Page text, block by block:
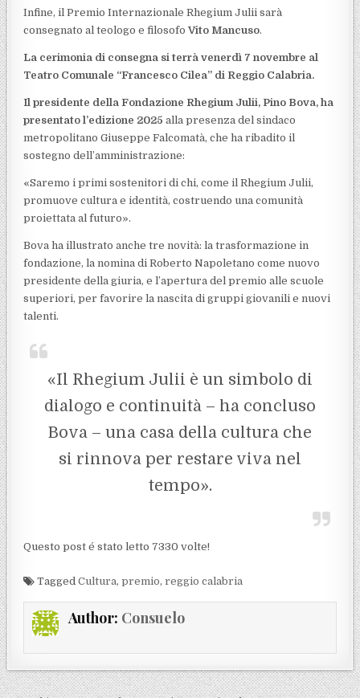
Infine, il Premio Internazionale Rhegium Julii sarà
consegnato al teologo e filosofoVito Mancuso.
La cerimonia di consegna si terrà venerdì 7 novembre al
Teatro Comunale “Francesco Cilea” di Reggio Calabria.
Il presidente della Fondazione Rhegium Julii, Pino Bova, ha
presentato l’edizione 2025 alla presenza del sindaco
metropolitano Giuseppe Falcomatà, che ha ribadito il
sostegno dell’amministrazione:
«Saremo i primi sostenitori di chi, come il Rhegium Julii,
promuove cultura e identità, costruendo una comunità
proiettata al futuro».
Bova ha illustrato anche tre novità: la trasformazione in
fondazione, la nomina di Roberto Napoletano come nuovo
presidente della giuria, e l’apertura del premio alle scuole
superiori, per favorire la nascita di gruppi giovanili e nuovi
talenti.
«Il Rhegium Julii è un simbolo di
dialogo e continuità – ha concluso
Bova – una casa della cultura che
si rinnova per restare viva nel
tempo».
Questo post é stato letto 7330 volte!
TaggedCultura,premio,reggio calabria
Author: Consuelo